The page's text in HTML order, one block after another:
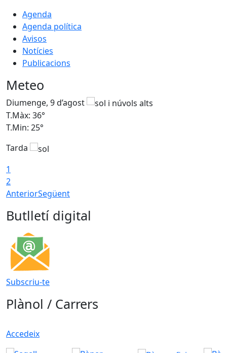
Agenda
Agenda política
Avisos
Notícies
Publicacions
Meteo
Diumenge, 9 d’agost
T.Màx: 36°
T.Min: 25°
Tarda
1
2
AnteriorSegüent
Butlletí digital
Subscriu-te
Plànol / Carrers
Accedeix